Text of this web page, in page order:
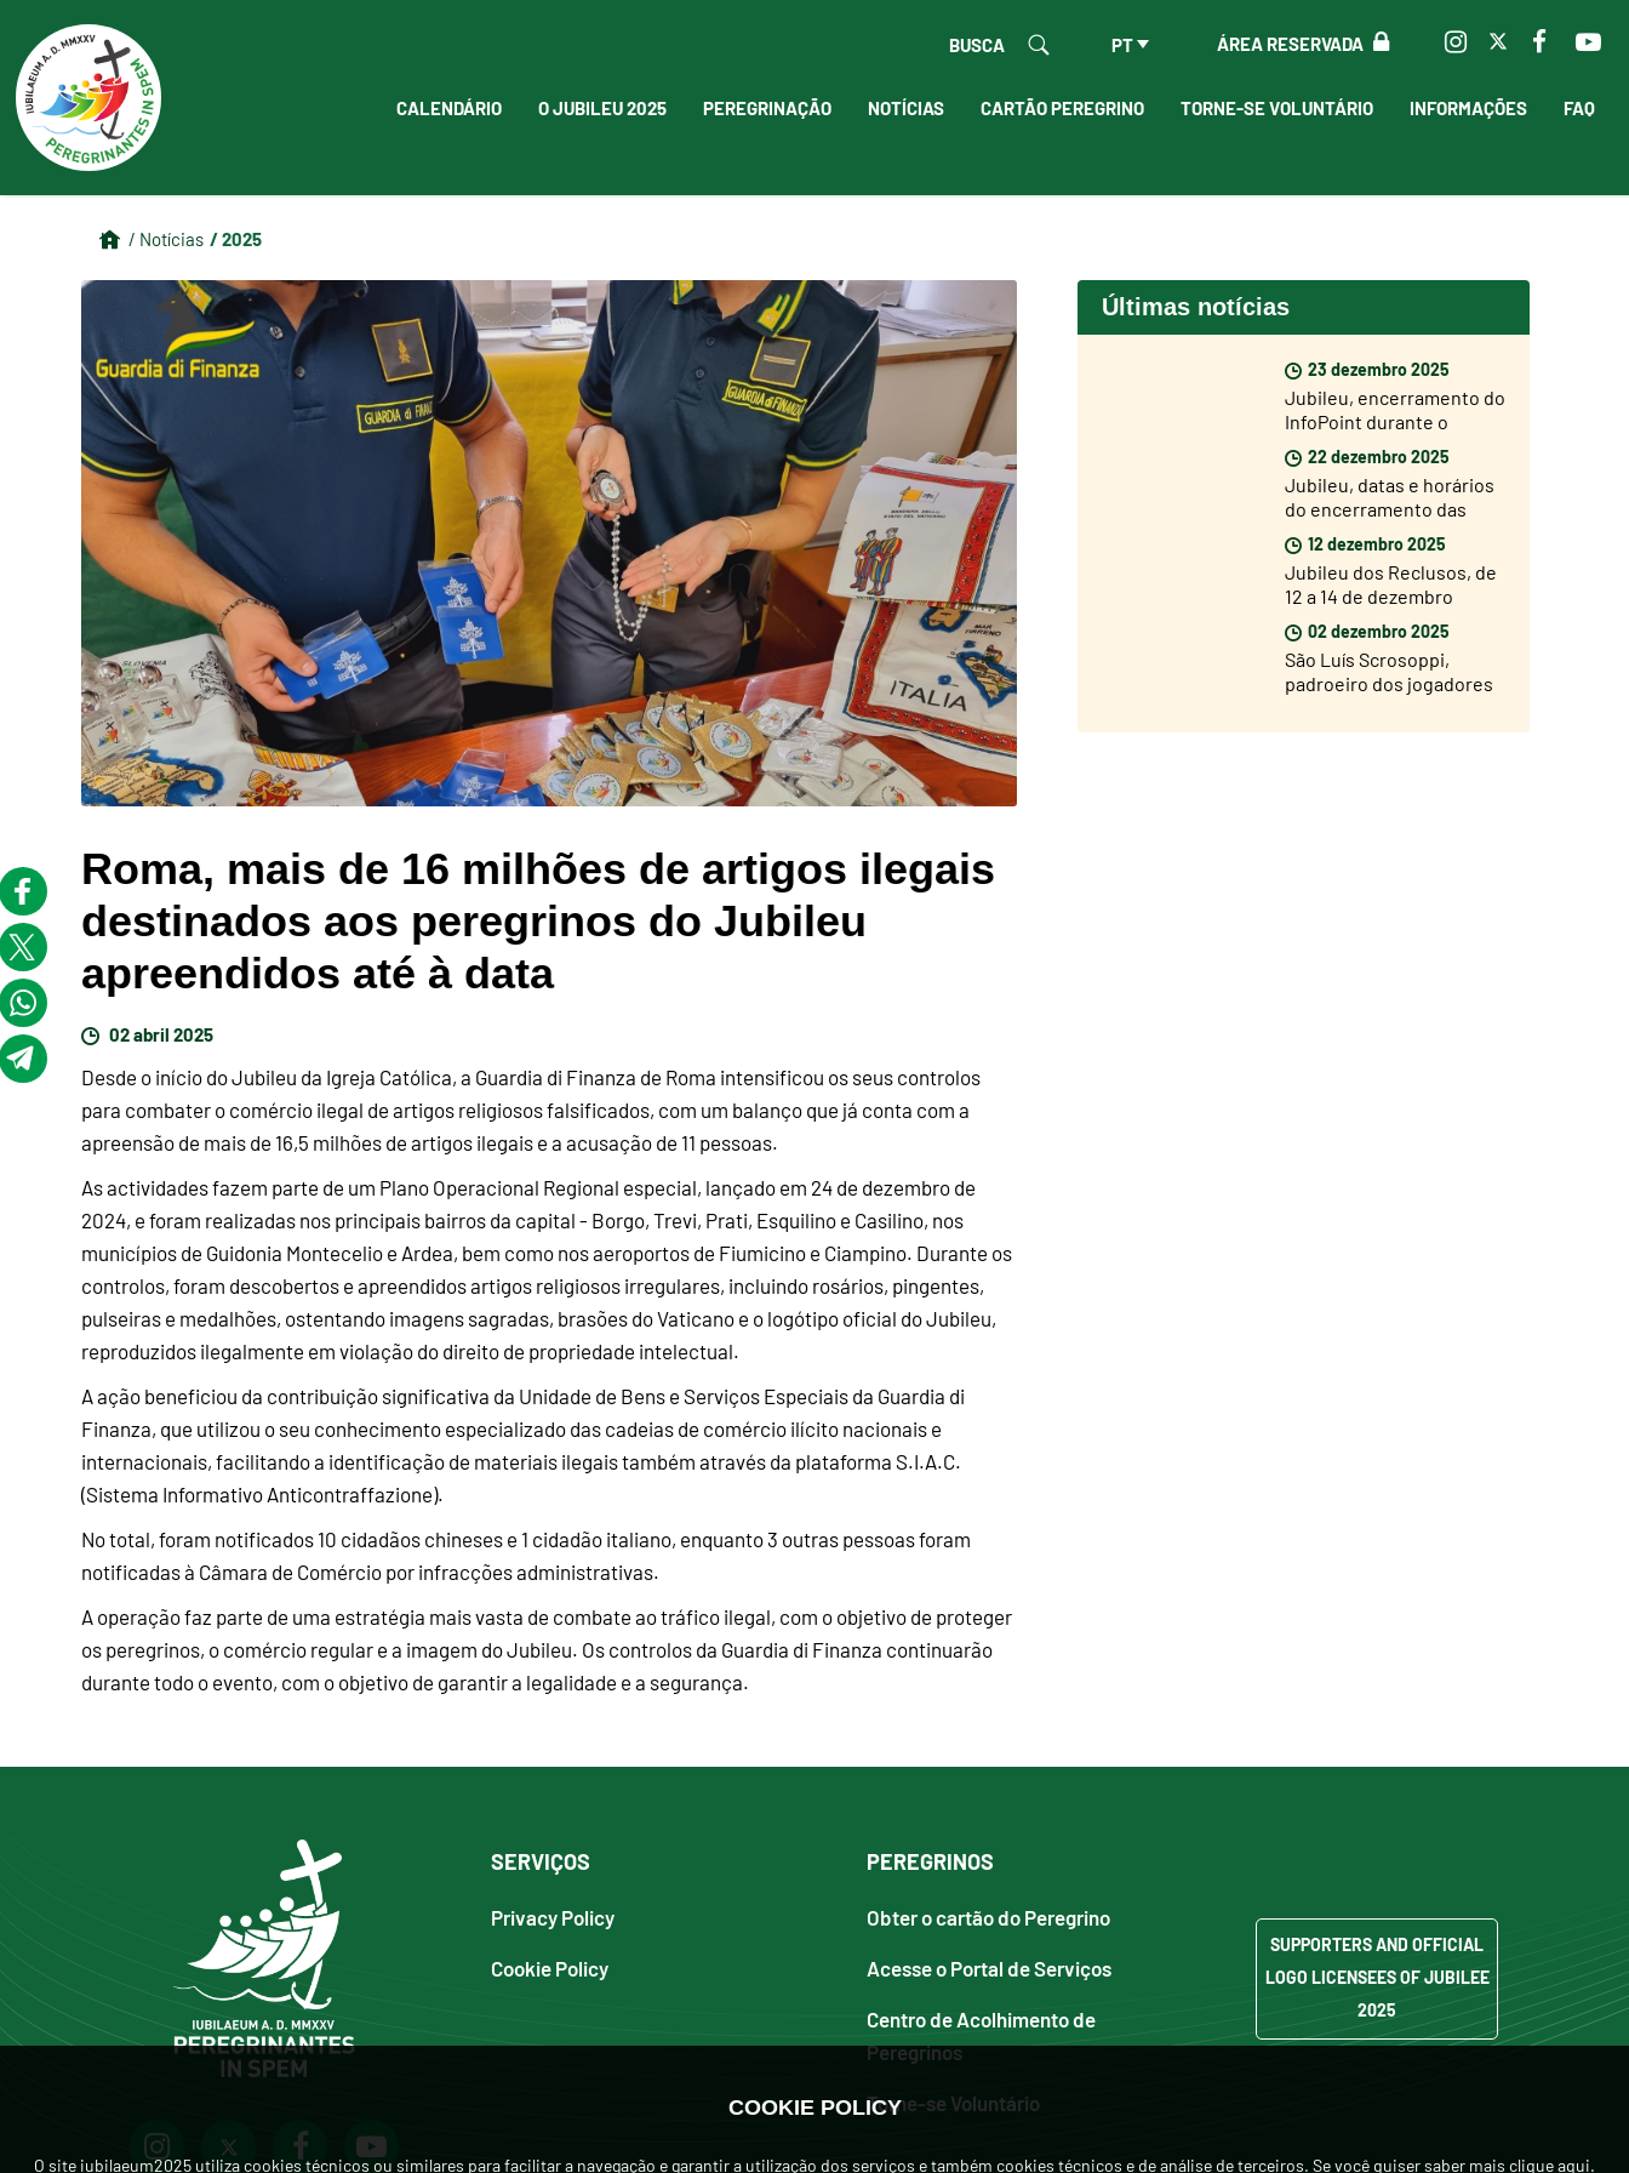
ÁREA RESERVADA
PT
BUSCA
CALENDÁRIO O JUBILEU 2025 PEREGRINAÇÃO NOTÍCIAS CARTÃO PEREGRINO TORNE-SE VOLUNTÁRIO INFORMAÇÕES FAQ
/ Notícias / 2025
Roma, mais de 16 milhões de artigos ilegais
destinados aos peregrinos do Jubileu
apreendidos até à data
02 abril 2025
Desde o início do Jubileu da Igreja Católica, a Guardia di Finanza de Roma intensificou os seus controlos
para combater o comércio ilegal de artigos religiosos falsificados, com um balanço que já conta com a
apreensão de mais de 16,5 milhões de artigos ilegais e a acusação de 11 pessoas.
As actividades fazem parte de um Plano Operacional Regional especial, lançado em 24 de dezembro de
2024, e foram realizadas nos principais bairros da capital - Borgo, Trevi, Prati, Esquilino e Casilino, nos
municípios de Guidonia Montecelio e Ardea, bem como nos aeroportos de Fiumicino e Ciampino. Durante os
controlos, foram descobertos e apreendidos artigos religiosos irregulares, incluindo rosários, pingentes,
pulseiras e medalhões, ostentando imagens sagradas, brasões do Vaticano e o logótipo oficial do Jubileu,
reproduzidos ilegalmente em violação do direito de propriedade intelectual.
A ação beneficiou da contribuição significativa da Unidade de Bens e Serviços Especiais da Guardia di
Finanza, que utilizou o seu conhecimento especializado das cadeias de comércio ilícito nacionais e
internacionais, facilitando a identificação de materiais ilegais também através da plataforma S.I.A.C.
(Sistema Informativo Anticontraffazione).
No total, foram notificados 10 cidadãos chineses e 1 cidadão italiano, enquanto 3 outras pessoas foram
notificadas à Câmara de Comércio por infracções administrativas.
A operação faz parte de uma estratégia mais vasta de combate ao tráfico ilegal, com o objetivo de proteger
os peregrinos, o comércio regular e a imagem do Jubileu. Os controlos da Guardia di Finanza continuarão
durante todo o evento, com o objetivo de garantir a legalidade e a segurança.
Últimas notícias
23 dezembro 2025
Jubileu, encerramento do
InfoPoint durante o
período natalício
22 dezembro 2025
Jubileu, datas e horários
do encerramento das
Portas Santas
12 dezembro 2025
Jubileu dos Reclusos, de
12 a 14 de dezembro
02 dezembro 2025
São Luís Scrosoppi,
padroeiro dos jogadores
da estátua a 5 de
SERVIÇOS
Privacy Policy
Cookie Policy
PEREGRINOS
Obter o cartão do Peregrino
Acesse o Portal de Serviços
Centro de Acolhimento de
Peregrinos
Torne-se Voluntário
SUPPORTERS AND OFFICIAL
LOGO LICENSEES OF JUBILEE
2025
COOKIE POLICY
O site iubilaeum2025 utiliza cookies técnicos ou similares para facilitar a navegação e garantir a utilização dos serviços e também cookies técnicos e de análise de terceiros. Se você quiser saber mais clique aqui.